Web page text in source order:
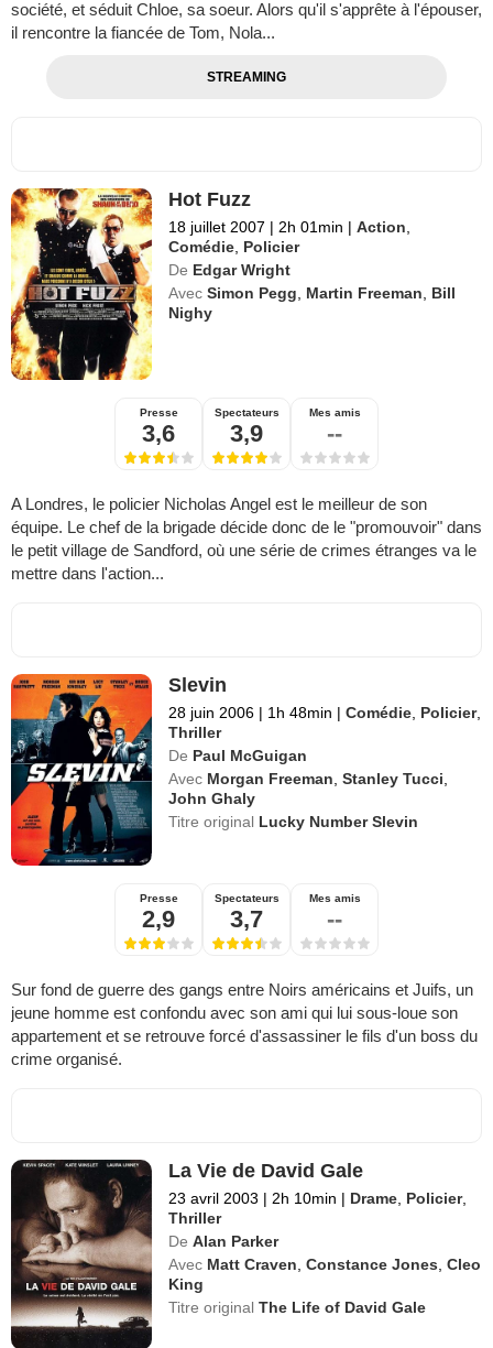
société, et séduit Chloe, sa soeur. Alors qu'il s'apprête à l'épouser,
il rencontre la fiancée de Tom, Nola...
STREAMING
Hot Fuzz
18 juillet 2007 | 2h 01min | Action
Comédie Policier
De Edgar Wright
Avec Simon Pegg Martin Freeman
Bill
Nighy
Presse
3,6
Spectateurs
3,9
Mes amis
--
A Londres, le policier Nicholas Angel est le meilleur de son
équipe. Le chef de la brigade décide donc de le "promouvoir" dans
le petit village de Sandford, où une série de crimes étranges va le
mettre dans l'action...
Slevin
28 juin 2006 | 1h 48min | Comédie Policier,
Thriller
De Paul McGuigan
Avec Morgan Freeman ,Stanley Tucci
John Ghaly
Titre original Lucky Number Slevin
Presse
2,9
Spectateurs
3,7
Mes amis
--
Sur fond de guerre des gangs entre Noirs américains et Juifs, un
jeune homme est confondu avec son ami qui lui sous-loue son
appartement et se retrouve forcé d'assassiner le fils d'un boss du
crime organisé.
La Vie de David Gale
23 avril 2003 | 2h 10min | Drame Policier,
Thriller
De Alan Parker
Avec Matt Craven ,Constance Jones ,Cleo
King
Titre originalThe Life of David Gale